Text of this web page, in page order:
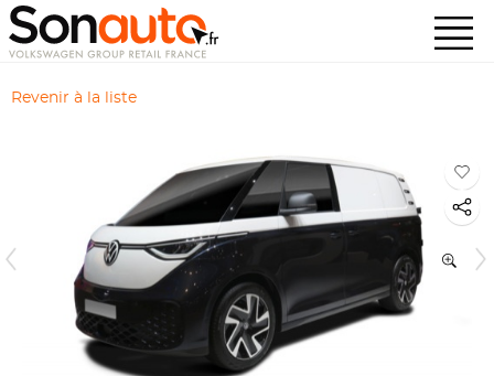
Revenir à la liste